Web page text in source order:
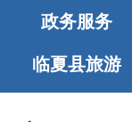
政务服务
临夏县旅游